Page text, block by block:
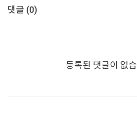
댓글 (0)
등록된 댓글이 없